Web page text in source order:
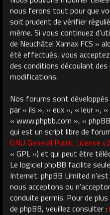
nous ferons tout pour que
soit prudent de vérifier
même. Si vous continuez
de Neuchâtel Xamax FCS »
été effectués, vous
des conditions découlant
modifications.
Nos forums sont développés
par « ils », « eux », « leur »,
« www.phpbb.com », «
qui est un script libre de
GNU General Public License v2
« GPL ») et qui peut être
Le logiciel phpBB facilite
Internet. phpBB Limited
nous acceptons ou
conduite permis. Pour de
de phpBB, veuillez consulter :